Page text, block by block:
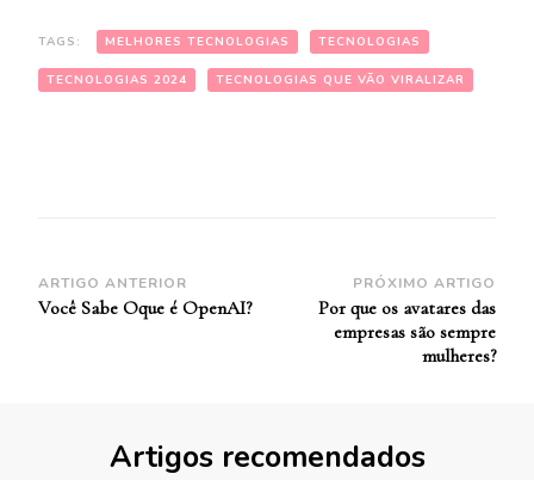
TAGS: MELHORES TECNOLOGIAS TECNOLOGIAS
TECNOLOGIAS 2024 TECNOLOGIAS QUE VÃO VIRALIZAR
Navegação
de
ARTIGO ANTERIOR
Você Sabe Oque é OpenAI?
PRÓXIMO ARTIGO
Por que os avatares das
empresas são sempre
mulheres?
Artigos recomendados